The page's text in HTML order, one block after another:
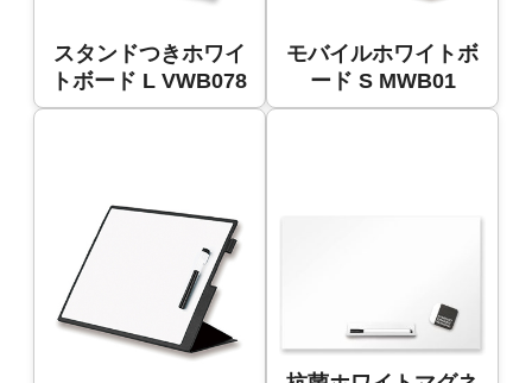
スタンドつきホワイ
トボード L VWB078
モバイルホワイトボ
ード S MWB01